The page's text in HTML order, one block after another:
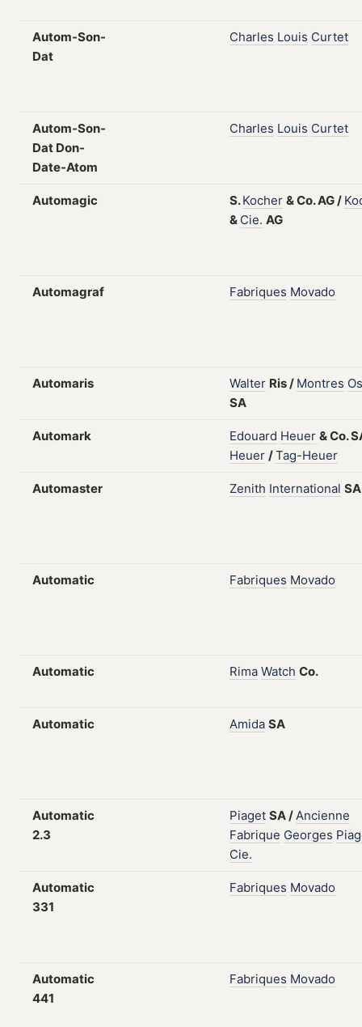
Autom-Son-
Dat
Charles Louis Curtet
Autom-Son-
Dat Don-
Date-Atom
Charles Louis Curtet
Automagic S.Kocher &Co.AG/
& Cie. AG
Automagraf Fabriques Movado
Automaris Walter Ris/ Montres
SA
Automark Edouard Heuer &Co.
Heuer /Tag-Heuer
Automaster Zenith International SA
Automatic Fabriques Movado
Automatic Rima Watch Co.
Automatic Amida SA
Automatic
2.3
Piaget SA/Ancienne
Fabrique Georges
Cie.
Automatic
331
Fabriques Movado
Automatic
441
Fabriques Movado